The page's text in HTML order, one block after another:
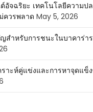
อัจฉริยะ เทคโนโลยีความป
ควรพลาด May 5, 2026
สำหรับการชนะในบาคาร่า
ราะห์คู่แข่งและการหาจุดแข็